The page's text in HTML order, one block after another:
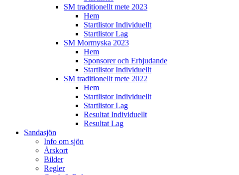
SM traditionellt mete 2023
Hem
Startlistor Individuellt
Startlistor Lag
SM Mormyska 2023
Hem
Sponsorer och Erbjudande
Startlistor Individuellt
SM traditionellt mete 2022
Hem
Startlistor Individuellt
Startlistor Lag
Resultat Individuellt
Resultat Lag
Sandasjön
Info om sjön
Årskort
Bilder
Regler